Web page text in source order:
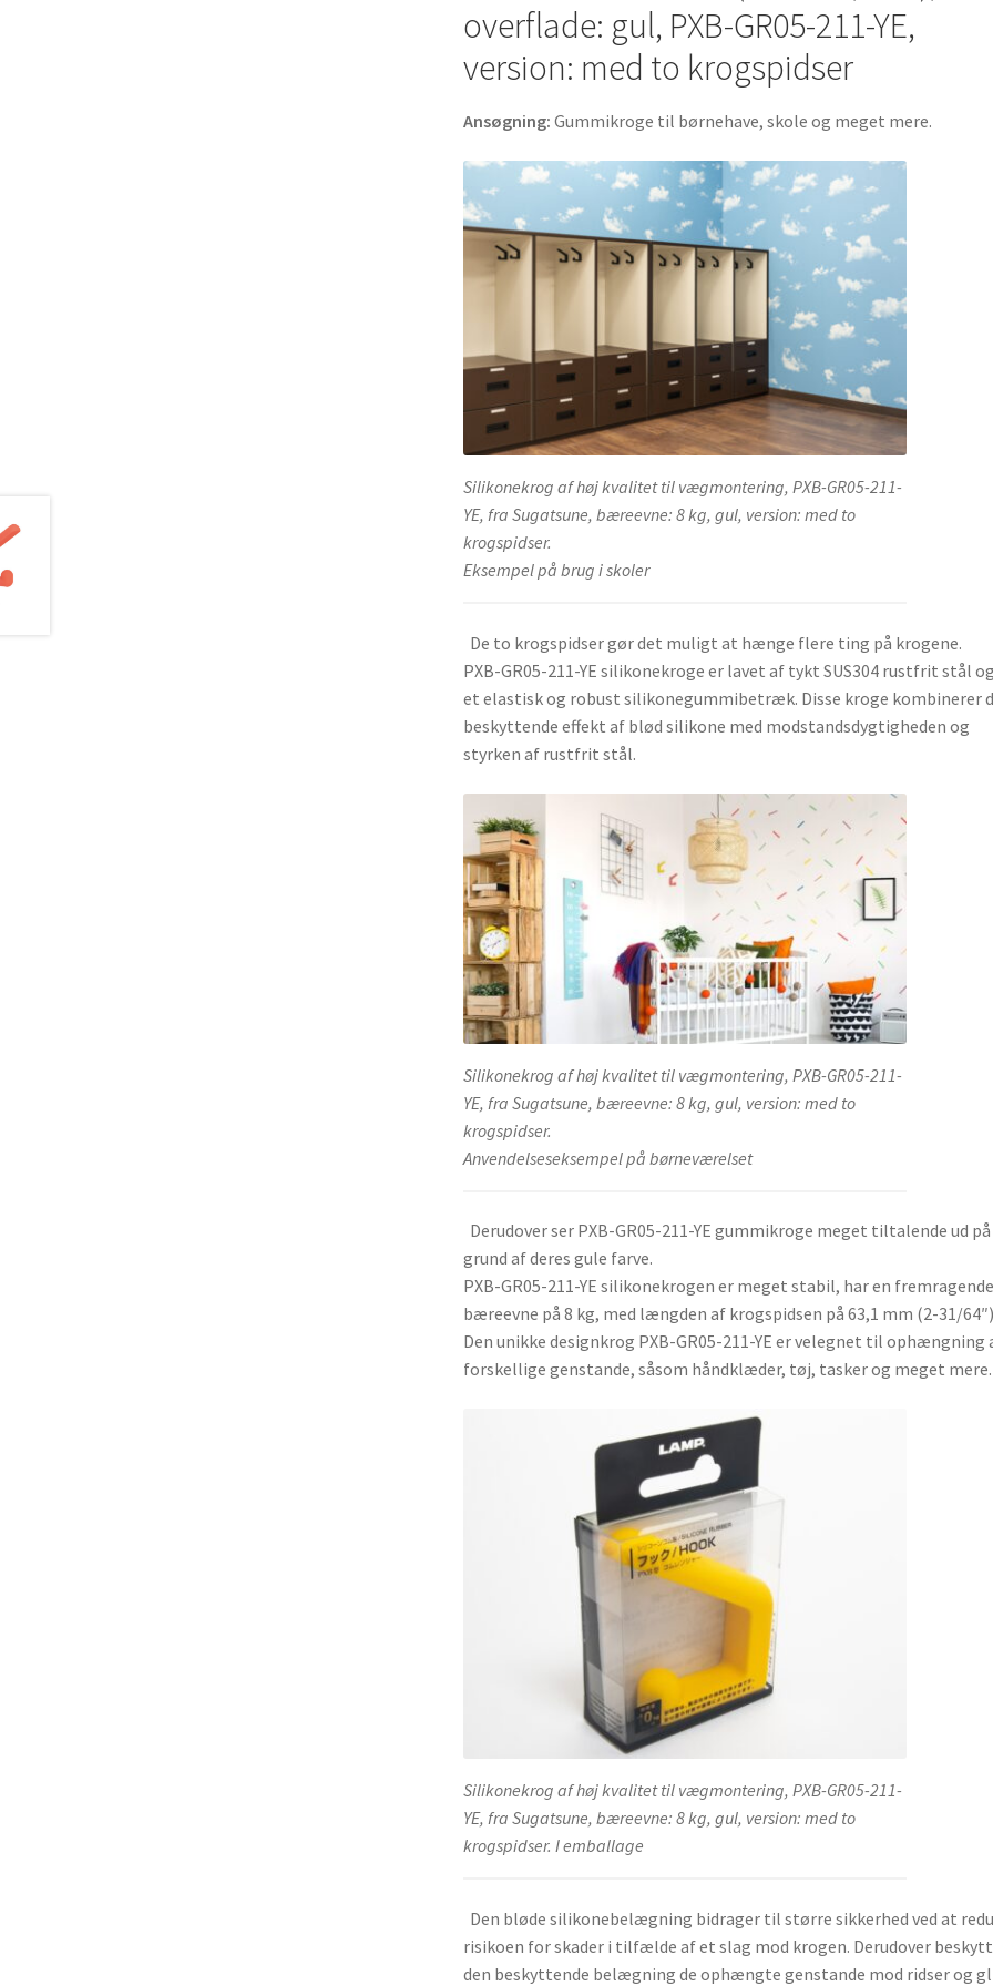
211-
YE.
Gummikroge
børnehave,
meget
mere,
af
Sugatsune
LAMP®
(Japan)
antal
overflade: gul, PXB-GR05-211-YE,
version: med to krogspidser
Ansøgning: Gummikroge til børnehave, skole og meget mere.
Silikonekrog af høj kvalitet til vægmontering, PXB-GR05-211-
YE, fra Sugatsune, bæreevne: 8 kg, gul, version: med to
krogspidser.
Eksempel på brug i skoler
De to krogspidser gør det muligt at hænge flere ting på krogene.
PXB-GR05-211-YE silikonekroge er lavet af tykt SUS304 rustfrit stål
et elastisk og robust silikonegummibetræk. Disse kroge kombinerer
beskyttende effekt af blød silikone med modstandsdygtigheden og
styrken af rustfrit stål.
Silikonekrog af høj kvalitet til vægmontering, PXB-GR05-211-
YE, fra Sugatsune, bæreevne: 8 kg, gul, version: med to
krogspidser.
Anvendelseseksempel på børneværelset
Derudover ser PXB-GR05-211-YE gummikroge meget tiltalende ud på
grund af deres gule farve.
PXB-GR05-211-YE silikonekrogen er meget stabil, har en fremragende
bæreevne på 8 kg, med længden af krogspidsen på 63,1 mm (2-31/64″)
Den unikke designkrog PXB-GR05-211-YE er velegnet til ophængning
forskellige genstande, såsom håndklæder, tøj, tasker og meget mere.
Silikonekrog af høj kvalitet til vægmontering, PXB-GR05-211-
YE, fra Sugatsune, bæreevne: 8 kg, gul, version: med to
krogspidser. I emballage
Den bløde silikonebelægning bidrager til større sikkerhed ved at
risikoen for skader i tilfælde af et slag mod krogen. Derudover
den beskyttende belægning de ophængte genstande mod ridser og